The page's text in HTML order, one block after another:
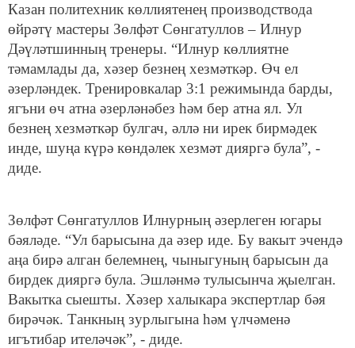
Казан политехник көллиятенең производствода
өйрәтү мастеры Зөлфәт Сөнгатуллов – Илнур
Дәүләтшинның тренеры. “Илнур көллиятне
тәмамлады да, хәзер безнең хезмәткәр. Өч ел
әзерләндек. Тренировкалар 3:1 режимында барды,
ягъни өч атна әзерләнәбез һәм бер атна ял. Ул
безнең хезмәткәр булгач, әллә ни ирек бирмәдек
инде, шуңа күрә көндәлек хезмәт дияргә була”, -
диде.
Зөлфәт Сөнгатуллов Илнурның әзерлеген югары
бәяләде. “Ул барысына да әзер иде. Бу вакыт эчендә
аңа бирә алган белемнең, чыныгуның барысын да
бирдек дияргә була. Эшләнмә тулысынча җыелган.
Вакытка сыешты. Хәзер халыкара экспертлар бәя
бирәчәк. Танкның зурлыгына һәм үлчәменә
игътибар ителәчәк”, - диде.